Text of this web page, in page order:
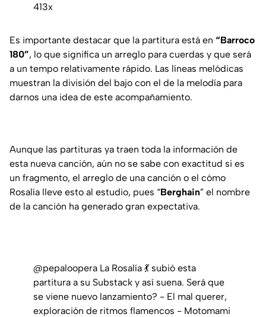
413x
Es importante destacar que la partitura está en “Barroco
180”, lo que significa un arreglo para cuerdas y que será
a un tempo relativamente rápido. Las líneas melódicas
muestran la división del bajo con el de la melodía para
darnos una idea de este acompañamiento.
Aunque las partituras ya traen toda la información de
esta nueva canción, aún no se sabe con exactitud si es
un fragmento, el arreglo de una canción o el cómo
Rosalía lleve esto al estudio, pues “Berghain” el nombre
de la canción ha generado gran expectativa.
@pepaloopera La Rosalía 💃 subió esta
partitura a su Substack y así suena. Será que
se viene nuevo lanzamiento? - El mal querer,
exploración de ritmos flamencos - Motomami